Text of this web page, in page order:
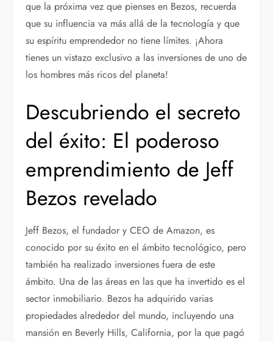
que la próxima vez que pienses en Bezos, recuerda
que su influencia va más allá de la tecnología y que
su espíritu emprendedor no tiene límites. ¡Ahora
tienes un vistazo exclusivo a las inversiones de uno de
los hombres más ricos del planeta!
Descubriendo el secreto
del éxito: El poderoso
emprendimiento de Jeff
Bezos revelado
Jeff Bezos, el fundador y CEO de Amazon, es
conocido por su éxito en el ámbito tecnológico, pero
también ha realizado inversiones fuera de este
ámbito. Una de las áreas en las que ha invertido es el
sector inmobiliario. Bezos ha adquirido varias
propiedades alrededor del mundo, incluyendo una
mansión en Beverly Hills, California, por la que pagó